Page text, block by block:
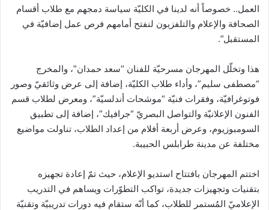
العمل.. خصوصاً أنه لدينا في الكليّة سياسة دمجهم مع طلاب أقسام
الصحافة والإعلام والتلفزيون لنفتح أمامهم فرص عمل إضافيّة في
المستقبل”.
هذا وتخلّل المهرجان مسرحيّة للفنان “سعد حمدان”، والمخرج
“مصطفى سليم”، وأداء طلاب الكليّة، إضافة إلى عرض وثائقيّ وصور
فوتوغرافيّة، وفقرات فنيّة “موشحات أندلسيّة”، ومعرض لطلاب قسم
الفنون الإعلانيّة والتواصل البصريّ “جرافيك”، إضافة إلى تطبيق
السومبوزيوم، وعرض أربعة أفلام من إعداد الطلاب، تناولت مواضيع
مختلفة عن مدينة طرابلس الحبيبة.
اختتم المهرجان بافتتاح استديو الإعلام، حيث تمّ إعادة تجهيزه
بتقنيات وتجهيزات جديدة، تواكب التطوّرات ويساهم في التدريب
الإعلاميّ المُستمر للطلاب، كما أنّه ستقام فيه دورات تدريبيّة وتقنيّة